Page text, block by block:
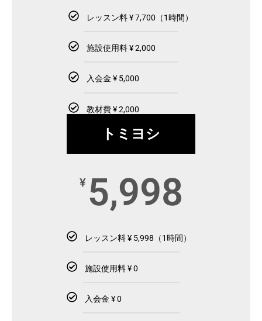
レッスン料 ¥ 7,700（1時間）
施設使用料 ¥ 2,000
入会金 ¥ 5,000
教材費 ¥ 2,000
トミヨシ
¥ 5,998
レッスン料 ¥ 5,998（1時間）
施設使用料 ¥ 0
入会金 ¥ 0